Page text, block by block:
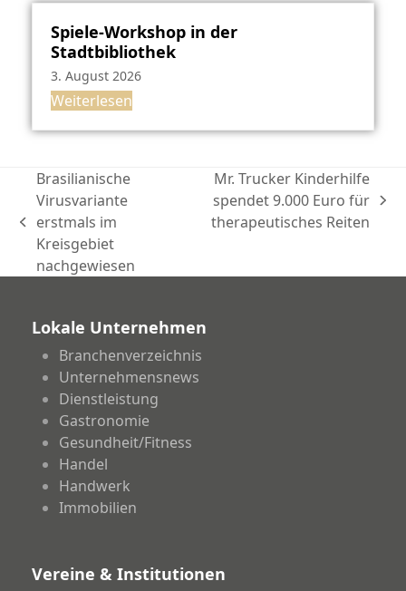
Spiele-Workshop in der
Stadtbibliothek
3. August 2026
Weiterlesen
vorheriger
Beitrag:
Brasilianische
Virusvariante
erstmals im
Kreisgebiet
nachgewiesen
Nächster
Beitrag:
Mr. Trucker Kinderhilfe
spendet 9.000 Euro für
therapeutisches Reiten
Lokale Unternehmen
Branchenverzeichnis
Unternehmensnews
Dienstleistung
Gastronomie
Gesundheit/Fitness
Handel
Handwerk
Immobilien
Vereine & Institutionen